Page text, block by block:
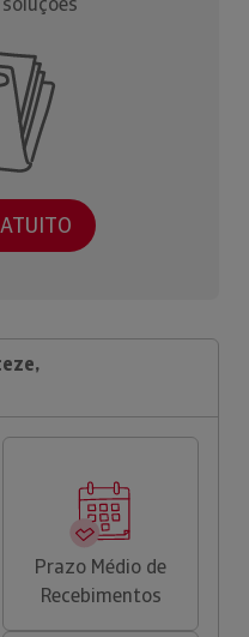
Prazo Médio de
Recebimentos